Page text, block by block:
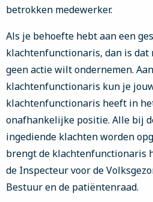
betrokken medewerker.
Als je behoefte hebt aan een
klachtenfunctionaris, dan is dat
geen actie wilt ondernemen.
klachtenfunctionaris kun je
klachtenfunctionaris heeft in
onafhankelijke positie. Alle bij
ingediende klachten worden
brengt de klachtenfunctionaris
de Inspecteur voor de
Bestuur en de patiëntenraad.